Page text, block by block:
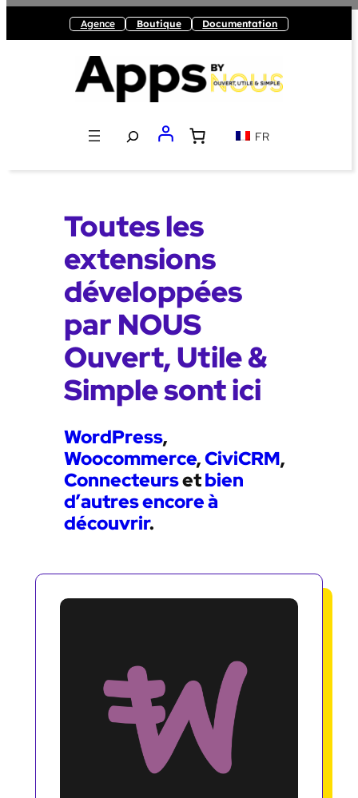
Agence Boutique Documentation
Recherche FR
Toutes les
extensions
développées
par NOUS
Ouvert, Utile &
Simple sont ici
WordPress,
Woocommerce,CiviCRM,
Connecteursetbien
d’autres encore à
découvrir.